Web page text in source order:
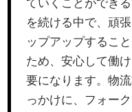
ていくことができ
を続ける中で、頑
ップアップするこ
ため、安心して働
要になります。物
っかけに、フォー